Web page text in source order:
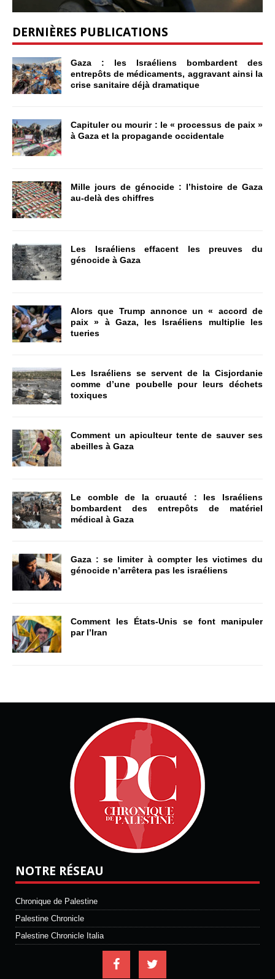
DERNIÈRES PUBLICATIONS
Gaza : les Israéliens bombardent des
entrepôts de médicaments, aggravant ainsi la
crise sanitaire déjà dramatique
Capituler ou mourir : le « processus de paix »
à Gaza et la propagande occidentale
Mille jours de génocide : l’histoire de Gaza
au-delà des chiffres
Les Israéliens effacent les preuves du
génocide à Gaza
Alors que Trump annonce un « accord de
paix » à Gaza, les Israéliens multiplie les
tueries
Les Israéliens se servent de la Cisjordanie
comme d’une poubelle pour leurs déchets
toxiques
Comment un apiculteur tente de sauver ses
abeilles à Gaza
Le comble de la cruauté : les Israéliens
bombardent des entrepôts de matériel
médical à Gaza
Gaza : se limiter à compter les victimes du
génocide n’arrêtera pas les israéliens
Comment les États-Unis se font manipuler
par l’Iran
NOTRE RÉSEAU
Chronique de Palestine
Palestine Chronicle
Palestine Chronicle Italia